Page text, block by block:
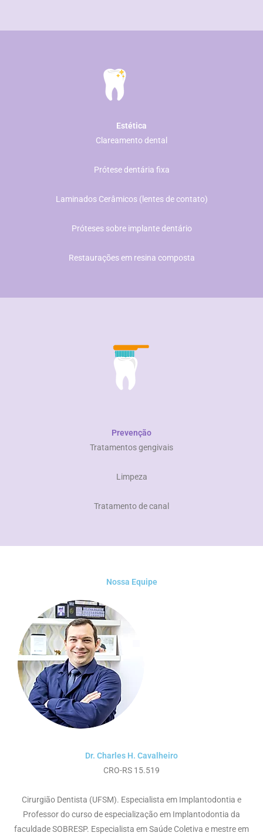
Estética
Clareamento dental
​ Prótese dentária fixa
Laminados Cerâmicos (lentes de contato)
​ Próteses sobre implante dentário
​ Restaurações em resina composta
Prevenção
Tratamentos gengivais
​ Limpeza
​ Tratamento de canal
Nossa Equipe
Dr. Charles H. Cavalheiro
CRO-RS 15.519
Cirurgião Dentista (UFSM). Especialista em Implantodontia e
Professor do curso de especialização em Implantodontia da
faculdade SOBRESP. Especialista em Saúde Coletiva e mestre em